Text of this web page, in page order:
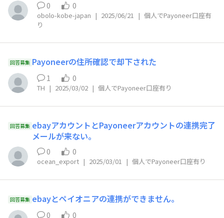
0 0
obolo-kobe-japan | 2025/06/21 | 個人でPayoneer口座有
り
回答募集 Payoneerの住所確認で却下された
1 0
TH | 2025/03/02 | 個人でPayoneer口座有り
回答募集 ebayアカウントとPayoneerアカウントの連携完了
メールが来ない。
0 0
ocean_export | 2025/03/01 | 個人でPayoneer口座有り
回答募集 ebayとペイオニアの連携ができません。
0 0